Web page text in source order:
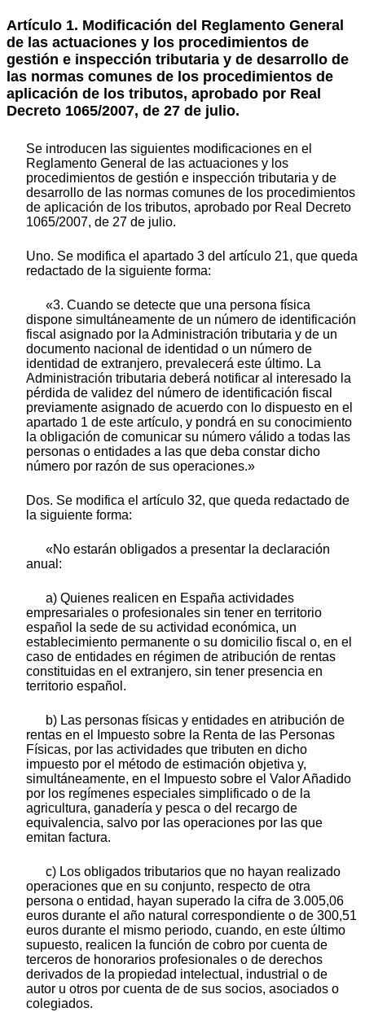
Artículo 1. Modificación del Reglamento General
de las actuaciones y los procedimientos de
gestión e inspección tributaria y de desarrollo de
las normas comunes de los procedimientos de
aplicación de los tributos, aprobado por Real
Decreto 1065/2007, de 27 de julio.
Se introducen las siguientes modificaciones en el
Reglamento General de las actuaciones y los
procedimientos de gestión e inspección tributaria y de
desarrollo de las normas comunes de los procedimientos
de aplicación de los tributos, aprobado por Real Decreto
1065/2007, de 27 de julio.
Uno. Se modifica el apartado 3 del artículo 21, que queda
redactado de la siguiente forma:
«3. Cuando se detecte que una persona física
dispone simultáneamente de un número de identificación
fiscal asignado por la Administración tributaria y de un
documento nacional de identidad o un número de
identidad de extranjero, prevalecerá este último. La
Administración tributaria deberá notificar al interesado la
pérdida de validez del número de identificación fiscal
previamente asignado de acuerdo con lo dispuesto en el
apartado 1 de este artículo, y pondrá en su conocimiento
la obligación de comunicar su número válido a todas las
personas o entidades a las que deba constar dicho
número por razón de sus operaciones.»
Dos. Se modifica el artículo 32, que queda redactado de
la siguiente forma:
«No estarán obligados a presentar la declaración
anual:
a) Quienes realicen en España actividades
empresariales o profesionales sin tener en territorio
español la sede de su actividad económica, un
establecimiento permanente o su domicilio fiscal o, en el
caso de entidades en régimen de atribución de rentas
constituidas en el extranjero, sin tener presencia en
territorio español.
b) Las personas físicas y entidades en atribución de
rentas en el Impuesto sobre la Renta de las Personas
Físicas, por las actividades que tributen en dicho
impuesto por el método de estimación objetiva y,
simultáneamente, en el Impuesto sobre el Valor Añadido
por los regímenes especiales simplificado o de la
agricultura, ganadería y pesca o del recargo de
equivalencia, salvo por las operaciones por las que
emitan factura.
c) Los obligados tributarios que no hayan realizado
operaciones que en su conjunto, respecto de otra
persona o entidad, hayan superado la cifra de 3.005,06
euros durante el año natural correspondiente o de 300,51
euros durante el mismo periodo, cuando, en este último
supuesto, realicen la función de cobro por cuenta de
terceros de honorarios profesionales o de derechos
derivados de la propiedad intelectual, industrial o de
autor u otros por cuenta de de sus socios, asociados o
colegiados.